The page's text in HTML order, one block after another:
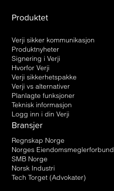
Produktet
Verji sikker kommunikasjon
Produktnyheter
Signering i Verji
Hvorfor Verji
Verji sikkerhetspakke
Verji vs alternativer
Planlagte funksjoner
Teknisk informasjon
Logg inn i din Verji
Bransjer
Regnskap Norge
Norges Eiendomsmeglerforbund
SMB Norge
Norsk Industri
Tech Torget (Advokater)